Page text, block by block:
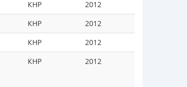
КНР
2012
КНР
2012
КНР
2012
КНР 2012